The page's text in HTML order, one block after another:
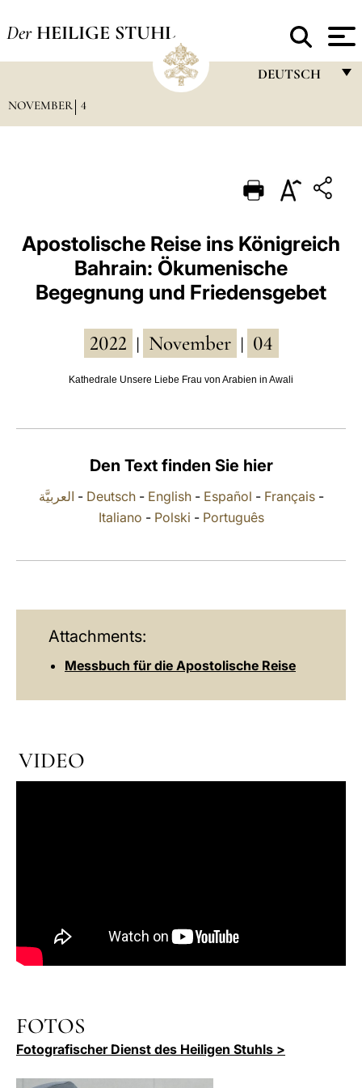
Der HEILIGE STUHL
DEUTSCH
PORTUGUÊS
ESPAÑOL
DEUTSCH
POLSKI
العربيّة
中文
NOVEMBER 4
Apostolische Reise ins Königreich
Bahrain: Ökumenische
Begegnung und Friedensgebet
2022 November 04
Kathedrale Unsere Liebe Frau von Arabien in Awali
Den Text finden Sie hier
العربيَّة - Deutsch- English- Español - Français-
Italiano - Polski - Português
Attachments:
Messbuch für die Apostolische Reise
VIDEO
FOTOS
Fotografischer Dienst des Heiligen Stuhls >